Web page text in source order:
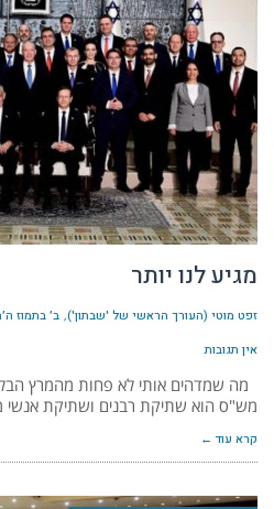
מגיע לנו יותר
זפט מוטי (העורך הראשי של 'שבתון') ב׳ בתמוז
אין תגובות
מה שמדהים אותי לא פחות מהמרץ
מש"ס הוא שתיקת רבנים ושתיקת
קרא עוד ←